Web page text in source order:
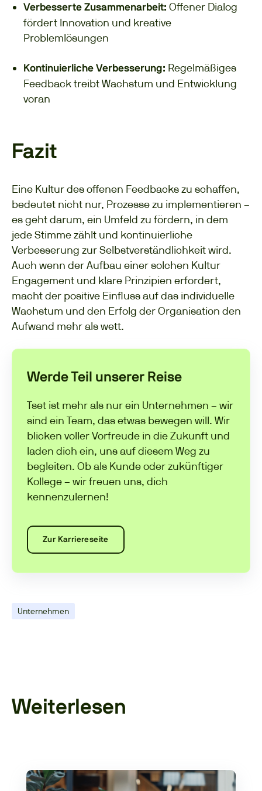
Verbesserte Zusammenarbeit: Offener Dialog
fördert Innovation und kreative
Problemlösungen
Kontinuierliche Verbesserung: Regelmäßiges
Feedback treibt Wachstum und Entwicklung
voran
Fazit
Eine Kultur des offenen Feedbacks zu schaffen,
bedeutet nicht nur, Prozesse zu implementieren –
es geht darum, ein Umfeld zu fördern, in dem
jede Stimme zählt und kontinuierliche
Verbesserung zur Selbstverständlichkeit wird.
Auch wenn der Aufbau einer solchen Kultur
Engagement und klare Prinzipien erfordert,
macht der positive Einfluss auf das individuelle
Wachstum und den Erfolg der Organisation den
Aufwand mehr als wett.
Werde Teil unserer Reise
Tset ist mehr als nur ein Unternehmen – wir
sind ein Team, das etwas bewegen will. Wir
blicken voller Vorfreude in die Zukunft und
laden dich ein, uns auf diesem Weg zu
begleiten. Ob als Kunde oder zukünftiger
Kollege – wir freuen uns, dich
kennenzulernen!
Zur Karriereseite
Unternehmen
Weiterlesen